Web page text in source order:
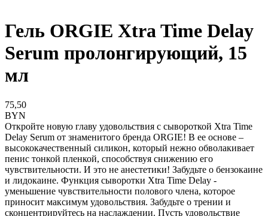
Гель ORGIE Xtra Time Delay
Serum пролонгирующий, 15
мл
75,50
BYN
Откройте новую главу удовольствия с сывороткой Xtra Time
Delay Serum от знаменитого бренда ORGIE! В ее основе –
высококачественный силикон, который нежно обволакивает
пенис тонкой пленкой, способствуя снижению его
чувствительности. И это не анестетики! Забудьте о бензокаине
и лидокаине. Функция сыворотки Xtra Time Delay -
уменьшение чувствительности полового члена, которое
приносит максимум удовольствия. Забудьте о трении и
сконцентрируйтесь на наслаждении. Пусть удовольствие